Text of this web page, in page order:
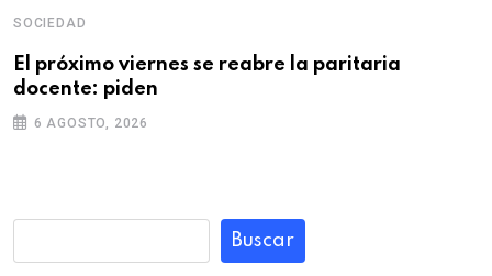
SOCIEDAD
El próximo viernes se reabre la paritaria
docente: piden
6 AGOSTO, 2026
Buscar